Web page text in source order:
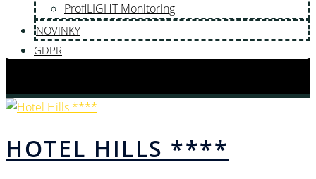
ProfiLIGHT Monitoring
NOVINKY
GDPR
HOTEL HILLS ****